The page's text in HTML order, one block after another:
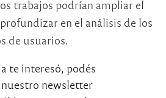
trabajos podrían ampliar el
en el análisis de los
de usuarios.
te interesó, podés
newsletter